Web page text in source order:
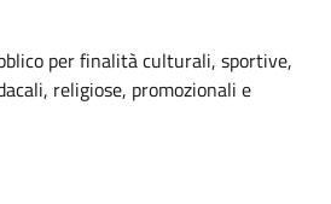
per finalità culturali, sportive,
religiose, promozionali e